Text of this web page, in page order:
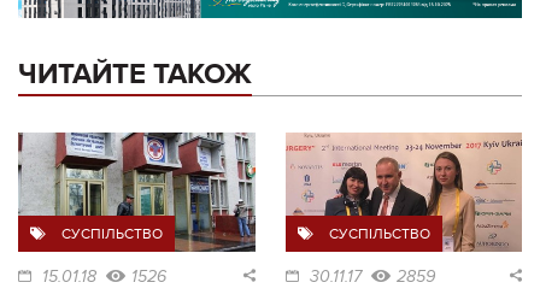
ЧИТАЙТЕ ТАКОЖ
СУСПІЛЬСТВО
15.01.18 1526
СУСПІЛЬСТВО
30.11.17 2859